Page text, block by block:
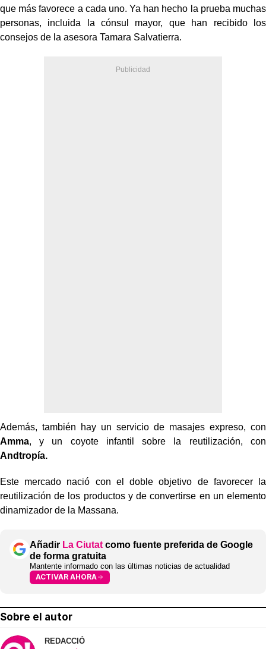
que más favorece a cada uno. Ya han hecho la prueba muchas
personas, incluida la cónsul mayor, que han recibido los
consejos de la asesora Tamara Salvatierra.
Además, también hay un servicio de masajes expreso, con
Amma, y un coyote infantil sobre la reutilización, con
Andtropía.
Este mercado nació con el doble objetivo de favorecer la
reutilización de los productos y de convertirse en un elemento
dinamizador de la Massana.
Añadir La Ciutat como fuente preferida de Google
de forma gratuita
Mantente informado con las últimas noticias de actualidad
ACTIVAR AHORA
Sobre el autor
REDACCIÓ